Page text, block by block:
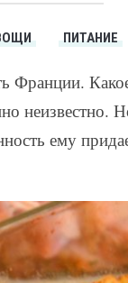
ПИТАНИЕ
неизвестно.
ему